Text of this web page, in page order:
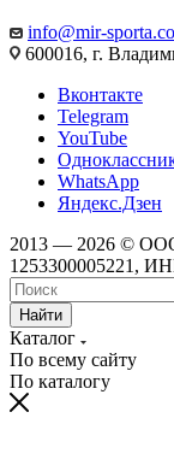
info@mir-
600016, г.
Вконтакте
Telegram
YouTube
WhatsApp
Яндекс.Дзен
2013 — 2026 ©
1253300005221,
Найти
Каталог
По всему сайту
По каталогу